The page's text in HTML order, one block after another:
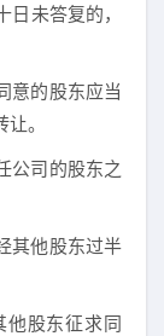
未答复的，
意的股东应当
。
公司的股东之
其他股东过半
他股东征求同